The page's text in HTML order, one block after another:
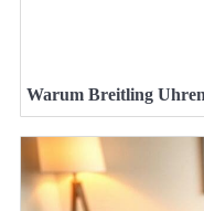
Warum Breitling